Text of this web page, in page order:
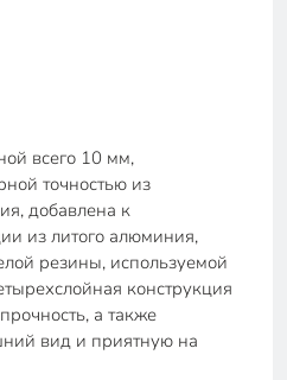
всего 10 мм,
точностью из
добавлена к
из литого алюминия,
резины, используемой
конструкция
а также
вид и приятную на